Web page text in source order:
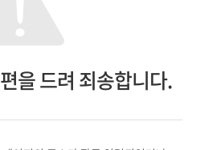
을 드려 죄송합니다.